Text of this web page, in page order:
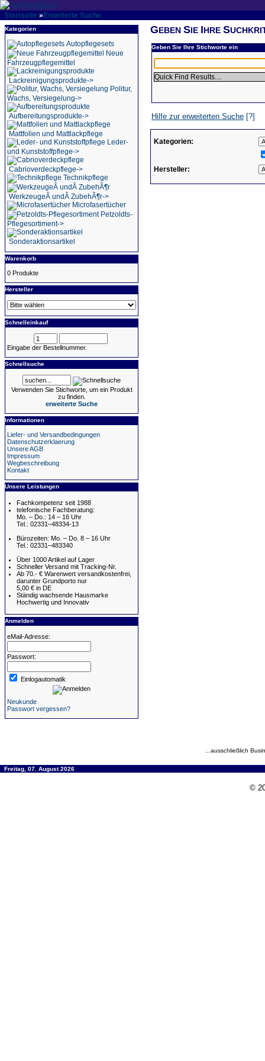
Startseite » Erweiterte Suche
Kategorien
Autopflegesets
Neue
Fahrzeugpflegemittel
Lackreinigungsprodukte->
Politur,
Wachs, Versiegelung->
Aufbereitungsprodukte->
Mattfolien und Mattlackpflege
Leder-
und Kunststoffpflege->
Cabrioverdeckpflege->
Technikpflege
WerkzeugeÂ undÂ ZubehÃ¶r->
Microfasertücher
Petzoldts-
Pflegesortiment->
Sonderaktionsartikel
Warenkorb
0 Produkte
Hersteller
Schnelleinkauf
Eingabe der Bestellnummer.
Schnellsuche
Verwenden Sie Stichworte, um ein Produkt
zu finden.
erweiterte Suche
Informationen
Liefer- und Versandbedingungen
Datenschutzerklaerung
Unsere AGB
Impressum
Wegbeschreibung
Kontakt
Unsere Leistungen
Fachkompetenz seit 1988
telefonische Fachberatung:
Mo. – Do.: 14 – 16 Uhr
Tel.: 02331–48334-13
Bürozeiten: Mo. – Do. 8 – 16 Uhr
Tel.: 02331–483340
Über 1000 Artikel auf Lager
Schneller Versand mit Tracking-Nr.
Ab 70.- € Warenwert versandkostenfrei,
darunter Grundporto nur
5,00 € in DE
Ständig wachsende Hausmarke
Hochwertig und Innovativ
Anmelden
eMail-Adresse:
Passwort:
Einlogautomatik
Neukunde
Passwort vergessen?
GEBEN SIE IHRE S
Geben Sie Ihre Stichworte ein
Quick Find Results....
Hilfe zur erweiterten Suche [?]
Kategorien:
Hersteller:
...ausschließlich
Freitag, 07. August 2026
©